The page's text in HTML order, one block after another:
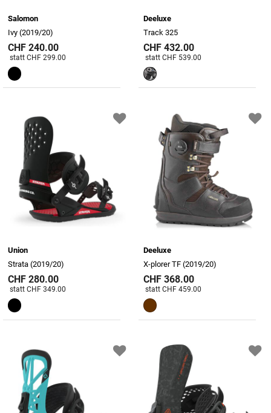
Salomon
Ivy (2019/20)
CHF 240.00
Preis reduziert von
statt CHF 299.00
Deeluxe
Track 325
CHF 432.00
Preis reduziert von
statt CHF 539.00
Union
Strata (2019/20)
CHF 280.00
Preis reduziert von
statt CHF 349.00
Deeluxe
X-plorer TF (2019/20)
CHF 368.00
Preis reduziert von
statt CHF 459.00